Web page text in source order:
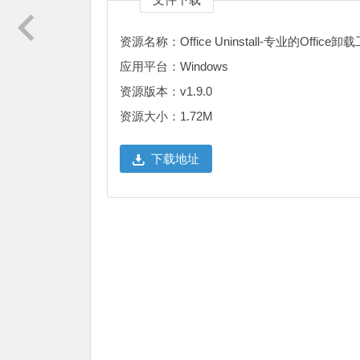
资源名称：Office Uninstall-专业的Office卸载
应用平台：Windows
资源版本：v1.9.0
资源大小：1.72M
下载地址